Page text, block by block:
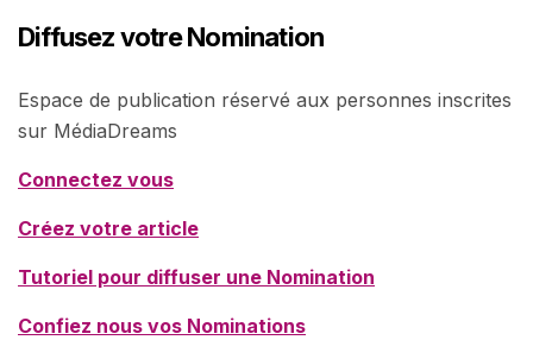
Diffusez votre Nomination
Espace de publication réservé aux personnes inscrites
sur MédiaDreams
Connectez vous
Créez votre article
Tutoriel pour diffuser une Nomination
Confiez nous vos Nominations